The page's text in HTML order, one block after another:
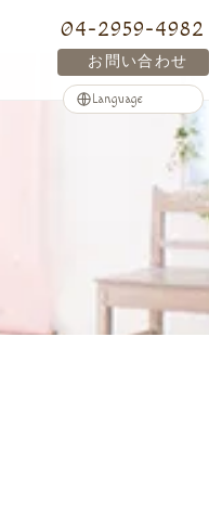
04-2959-4982
お問い合わせ